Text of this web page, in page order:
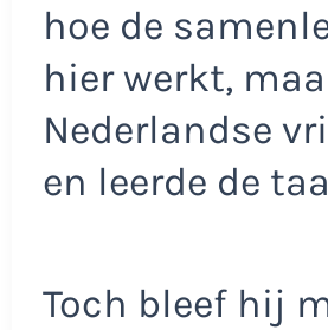
hoe de
hier werkt,
Nederlandse
en leerde de
Toch bleef hij